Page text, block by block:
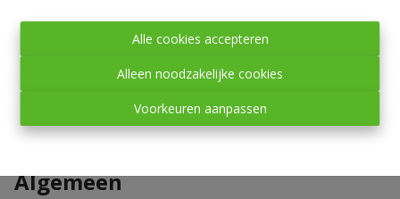
Alle cookies accepteren
Alleen noodzakelijke cookies
Voorkeuren aanpassen
Delen
Algemeen